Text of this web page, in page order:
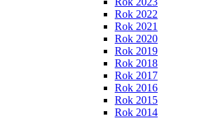
Rok 2022
Rok 2021
Rok 2020
Rok 2019
Rok 2018
Rok 2017
Rok 2016
Rok 2015
Rok 2014